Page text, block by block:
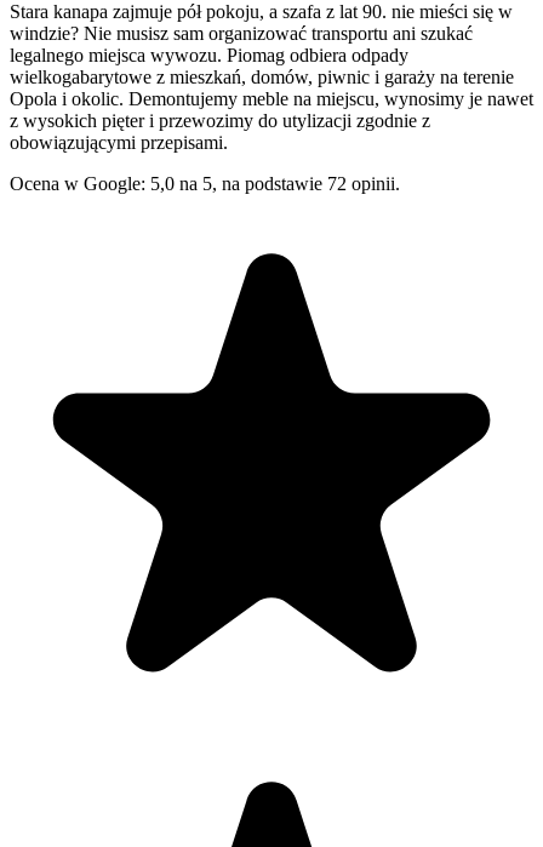
Stara kanapa zajmuje pół pokoju, a szafa z lat 90. nie mieści się w
windzie? Nie musisz sam organizować transportu ani szukać
legalnego miejsca wywozu. Piomag odbiera odpady
wielkogabarytowe z mieszkań, domów, piwnic i garaży na terenie
Opola i okolic. Demontujemy meble na miejscu, wynosimy je nawet
z wysokich pięter i przewozimy do utylizacji zgodnie z
obowiązującymi przepisami.
Ocena w Google: 5,0 na 5, na podstawie 72 opinii.